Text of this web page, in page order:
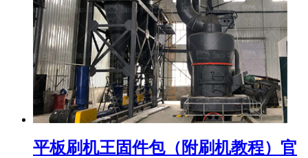
平板刷机王固件包（附刷机教程）官